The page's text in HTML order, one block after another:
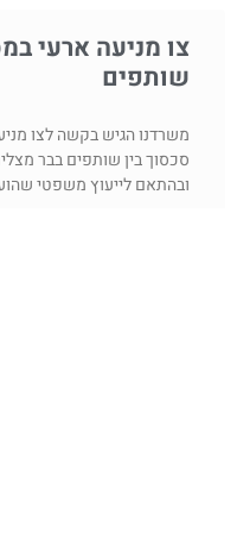
צו מניעה ארעי
שותפים
משרדנו הגיש בקשה לצו
סכסוך בין שותפים בבר
ובהתאם לייעוץ משפטי